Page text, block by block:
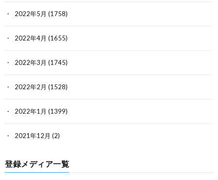
2022年5月 (1758)
2022年4月 (1655)
2022年3月 (1745)
2022年2月 (1528)
2022年1月 (1399)
2021年12月 (2)
登録メディア一覧